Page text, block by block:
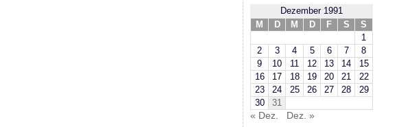
Dezember 1991
M
D M D F S
S
1
2
3 4 5 6 7
8
9
10 11 12 13 14
15
16
17 18 19 20 21
22
23
24 25 26 27 28
29
30
31
« Dez. Dez. »